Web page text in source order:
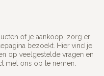
of je aankoop, zorg er
bezoekt. Hier vind je
op veelgestelde vragen en
met ons op te nemen.